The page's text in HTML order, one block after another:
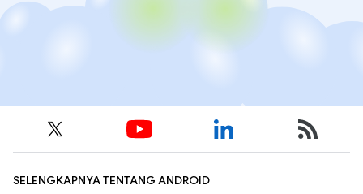
SELENGKAPNYA TENTANG ANDROID